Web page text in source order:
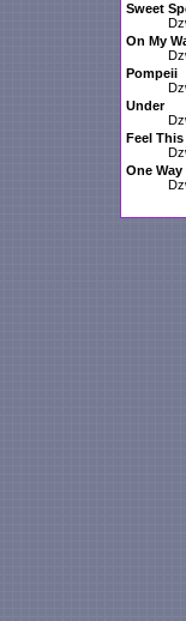
Sweet
On My
Pompeii
Under
Feel
One